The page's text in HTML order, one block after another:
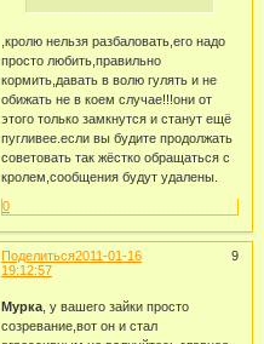
,кролю нельзя разбаловать,его надо
просто любить,правильно
кормить,давать в волю гулять и не
обижать не в коем случае!!!они от
этого только замкнутся и станут ещё
пугливее.если вы будите продолжать
советовать так жёстко обращаться с
кролем,сообщения будут удалены.
0
Поделиться 9
2011-01-16
19:12:57
Мурка, у вашего зайки просто
созревание,вот он и стал